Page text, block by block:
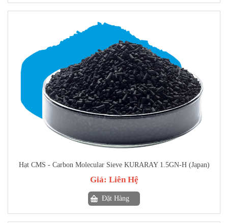
Hạt CMS - Carbon Molecular Sieve KURARAY 1.5GN-H (Japan)
Giá: Liên Hệ
Đặt Hàng